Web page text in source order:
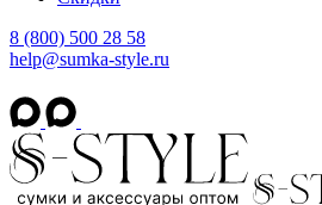
8 (800) 500 28 58
help@sumka-style.ru